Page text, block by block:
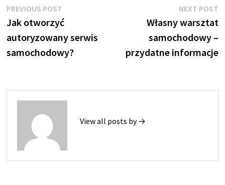
Nawigacja
wpisu
PREVIOUS POSTPrevious
post:
Jak otworzyć
autoryzowany serwis
samochodowy?
NEXT POST
Własny warsztat
samochodowy –
przydatne informacje
View all posts by →